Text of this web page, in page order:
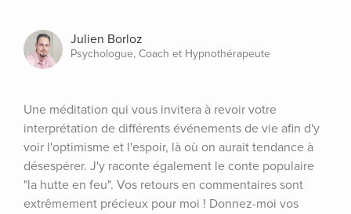
Julien Borloz
Psychologue, Coach et Hypnothérapeute
Une méditation qui vous invitera à revoir votre
interprétation de différents événements de vie afin d'y
voir l'optimisme et l'espoir, là où on aurait tendance à
désespérer. J'y raconte également le conte populaire
"la hutte en feu". Vos retours en commentaires sont
extrêmement précieux pour moi ! Donnez-moi vos